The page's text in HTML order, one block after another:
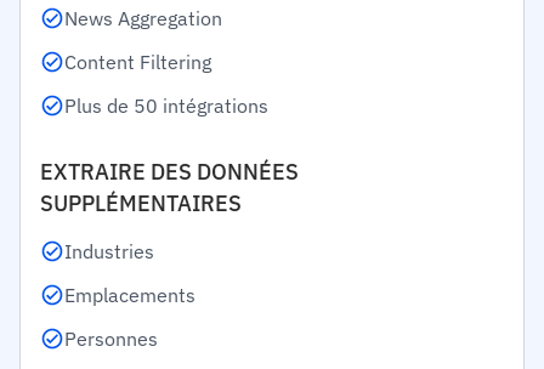
News Aggregation
Content Filtering
Plus de 50 intégrations
EXTRAIRE DES DONNÉES
SUPPLÉMENTAIRES
Industries
Emplacements
Personnes